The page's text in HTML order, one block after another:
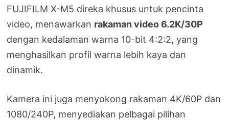
FUJIFILM X-M5 direka khusus untuk pencinta
video, menawarkan rakaman video 6.2K/30P
dengan kedalaman warna 10-bit 4:2:2, yang
menghasilkan profil warna lebih kaya dan
dinamik.
Kamera ini juga menyokong rakaman 4K/60P dan
1080/240P, menyediakan pelbagai pilihan